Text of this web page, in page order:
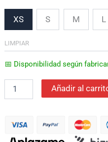
era:
XS S M L
LIMPIAR
📅 Disponibilidad según
Añadir al